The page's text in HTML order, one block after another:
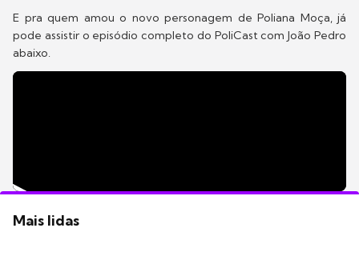
E pra quem amou o novo personagem de Poliana Moça, já
pode assistir o episódio completo do PoliCast com João Pedro
abaixo.
Mais lidas